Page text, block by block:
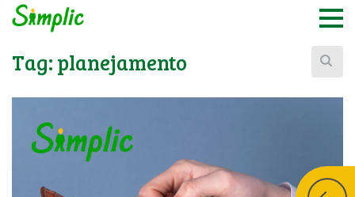
Tag: planejamento Buscar: